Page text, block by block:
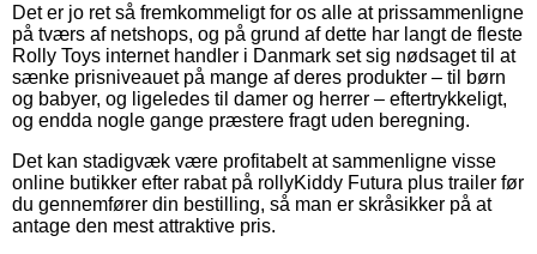
Det er jo ret så fremkommeligt for os alle at prissammenligne
på tværs af netshops, og på grund af dette har langt de fleste
Rolly Toys internet handler i Danmark set sig nødsaget til at
sænke prisniveauet på mange af deres produkter – til børn
og babyer, og ligeledes til damer og herrer – eftertrykkeligt,
og endda nogle gange præstere fragt uden beregning.
Det kan stadigvæk være profitabelt at sammenligne visse
online butikker efter rabat på rollyKiddy Futura plus trailer før
du gennemfører din bestilling, så man er skråsikker på at
antage den mest attraktive pris.